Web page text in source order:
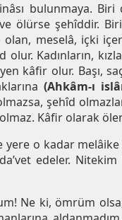
bulunmaya.
ölürse şehîddir.
meselâ, içki
Kadınların,
kâfir olur. Başı,
(Ahkâm-ı
şehîd
Kâfir olarak
yere o kadar
edeler.
Ne ki, ömrüm